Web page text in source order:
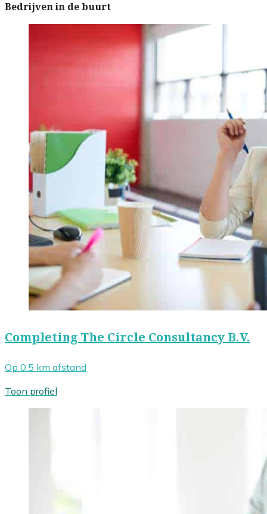
Bedrijven in de buurt
Completing The Circle Consultancy B.V.
Op 0.5 km afstand
Toon profiel